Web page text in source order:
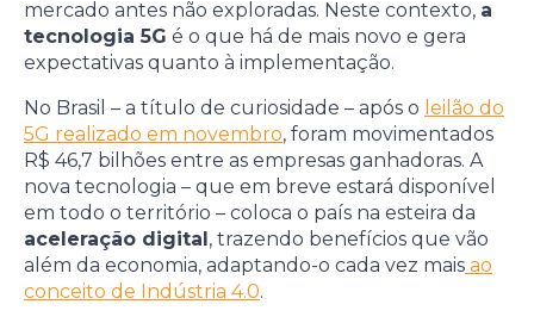
mercado antes não exploradas. Neste contexto, a
tecnologia 5G é o que há de mais novo e gera
expectativas quanto à implementação.
No Brasil – a título de curiosidade – após o leilão do
5G realizado em novembro, foram movimentados
R$ 46,7 bilhões entre as empresas ganhadoras. A
nova tecnologia – que em breve estará disponível
em todo o território – coloca o país na esteira da
aceleração digital, trazendo benefícios que vão
além da economia, adaptando-o cada vez mais ao
conceito de Indústria 4.0.